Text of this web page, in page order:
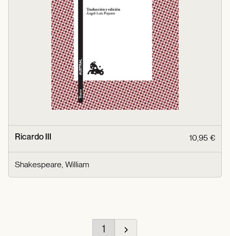
Ricardo III 10,95 €
Shakespeare, William
1